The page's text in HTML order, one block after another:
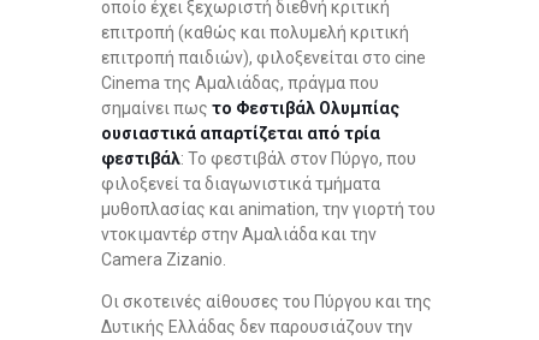
οποίο έχει ξεχωριστή διεθνή κριτική
επιτροπή (καθώς και πολυμελή κριτική
επιτροπή παιδιών), φιλοξενείται στο cine
Cinema της Αμαλιάδας, πράγμα που
σημαίνει πως το Φεστιβάλ Ολυμπίας
ουσιαστικά απαρτίζεται από τρία
φεστιβάλ: Το φεστιβάλ στον Πύργο, που
φιλοξενεί τα διαγωνιστικά τμήματα
μυθοπλασίας και animation, την γιορτή του
ντοκιμαντέρ στην Αμαλιάδα και την
Camera Zizanio.
Οι σκοτεινές αίθουσες του Πύργου και της
Δυτικής Ελλάδας δεν παρουσιάζουν την